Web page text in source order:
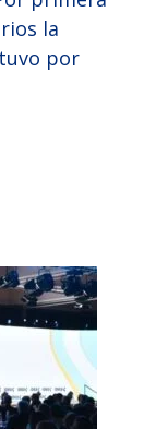
la
por